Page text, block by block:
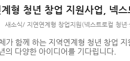
형 청년 창업 지원사업, 넥
새소식/ 지연연계형 창업지원(넥스트로컬 청년
가 함께 하는 지역연계형 청년 창업
의 다양한 아이디어를 기다립니다.